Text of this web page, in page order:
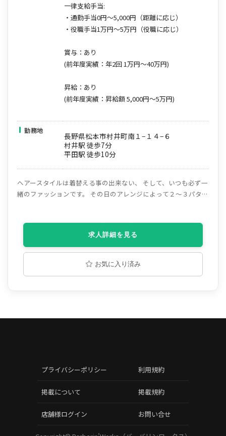
一律支給手当:
・通勤手当0円～5,000円（距離に応じ）
・役職手当1万円～5万円（役職に応じ）
賞与：あり
(前年度実績：年2回 1万円～40万円)
昇給：あり
(前年度実績：昇給額 5,000円～5万円)
勤務地
長野県松本市村井町南１−１４−６
村井駅 徒歩7分
平田駅 徒歩10分
ヘアースタイルは着替える事の出来ない、 そして、いつも必ず一
緒のファッションです。 その日のアレンジによって２～３パター
骨格に合わせたお似合いのクオリティーの高いへアースタイル創
りに最善を尽くし、エリアNo.1バーバーを目指します。
お気に入り済み
求人詳細を見る
プライバシーポリシー 利用規約
掲載について 掲載規約
店舗様ログイン お問い合せ